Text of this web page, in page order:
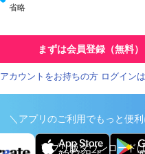
省略
まずは会員登録（無料）
アカウントをお持ちの方 ログイン
＼アプリのご利用でもっと便利
アプリ版ダウンロード